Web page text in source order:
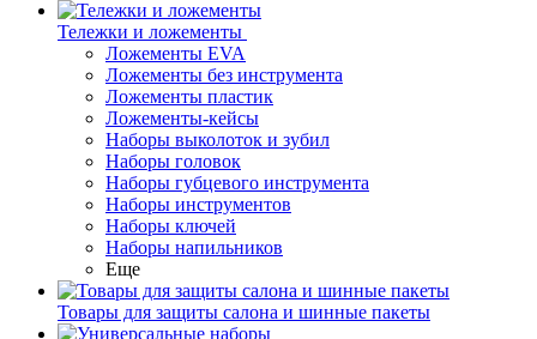
Тележки и ложементы
Ложементы EVA
Ложементы без инструмента
Ложементы пластик
Ложементы-кейсы
Наборы выколоток и зубил
Наборы головок
Наборы губцевого инструмента
Наборы инструментов
Наборы ключей
Наборы напильников
Еще
Товары для защиты салона и шинные пакеты